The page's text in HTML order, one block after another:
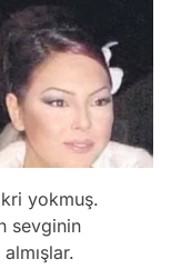
yokmuş.
sevginin